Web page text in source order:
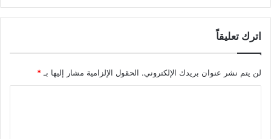
اترك تعليقاً
لن يتم نشر عنوان بريدك الإلكتروني. الحقول الإلزامية مشار إليها بـ*